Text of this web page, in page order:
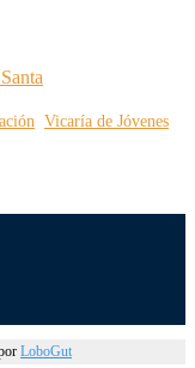
Vicaría de Jóvenes
LoboGut